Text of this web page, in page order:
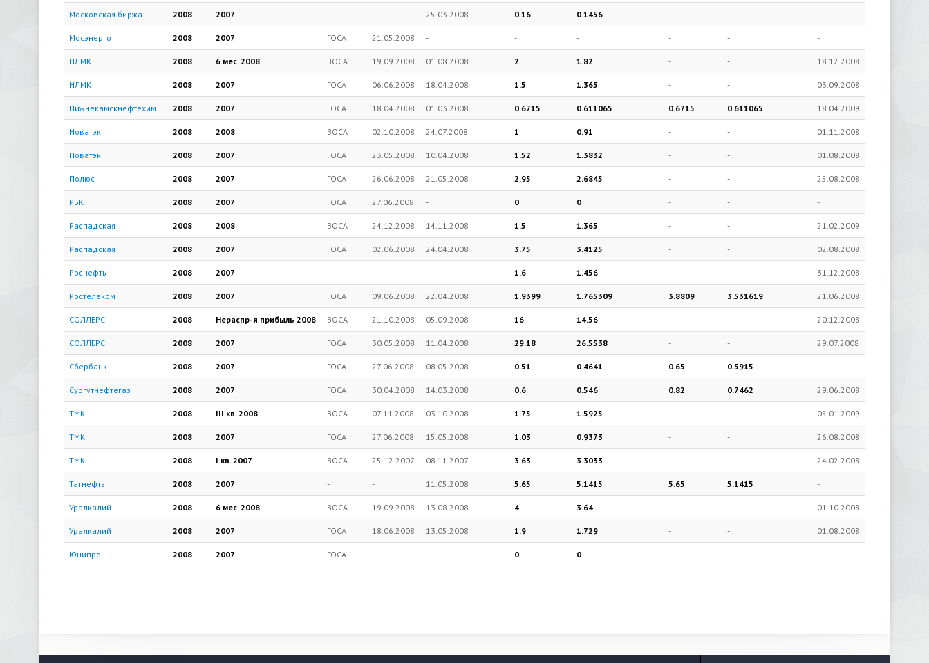
Московская биржа 2008 2007 - - 25.03.2008 0.16 0.1456 - - -
Мосэнерго 2008 2007 ГОСА 21.05.2008 - - - - - -
НЛМК 2008 6 мес.2008 ВОСА 19.09.2008 01.08.2008 2 1.82 - - 18.12.2008
НЛМК 2008 2007 ГОСА 06.06.2008 18.04.2008 1.5 1.365 - - 03.09.2008
Нижнекамскнефтехим 2008 2007 ГОСА 18.04.2008 01.03.2008 0.6715 0.611065 0.6715 0.611065 18.04.2009
Новатэк 2008 2008 ВОСА 02.10.2008 24.07.2008 1 0.91 - - 01.11.2008
Новатэк 2008 2007 ГОСА 23.05.2008 10.04.2008 1.52 1.3832 - - 01.08.2008
Полюс 2008 2007 ГОСА 26.06.2008 21.05.2008 2.95 2.6845 - - 25.08.2008
РБК 2008 2007 ГОСА 27.06.2008 - 0 0 - - -
Распадская 2008 2008 ВОСА 24.12.2008 14.11.2008 1.5 1.365 - - 21.02.2009
Распадская 2008 2007 ГОСА 02.06.2008 24.04.2008 3.75 3.4125 - - 02.08.2008
Роснефть 2008 2007 - - - 1.6 1.456 - - 31.12.2008
Ростелеком 2008 2007 ГОСА 09.06.2008 22.04.2008 1.9399 1.765309 3.8809 3.531619 21.06.2008
СОЛЛЕРС 2008 Нераспр-я прибыль 2008 ВОСА 21.10.2008 05.09.2008 16 14.56 - - 20.12.2008
СОЛЛЕРС 2008 2007 ГОСА 30.05.2008 11.04.2008 29.18 26.5538 - - 29.07.2008
Сбербанк 2008 2007 ГОСА 27.06.2008 08.05.2008 0.51 0.4641 0.65 0.5915 -
Сургутнефтегаз 2008 2007 ГОСА 30.04.2008 14.03.2008 0.6 0.546 0.82 0.7462 29.06.2008
ТМК 2008 III кв.2008 ВОСА 07.11.2008 03.10.2008 1.75 1.5925 - - 05.01.2009
ТМК 2008 2007 ГОСА 27.06.2008 15.05.2008 1.03 0.9373 - - 26.08.2008
ТМК 2008 I кв.2007 ВОСА 25.12.2007 08.11.2007 3.63 3.3033 - - 24.02.2008
Татнефть 2008 2007 - - 11.05.2008 5.65 5.1415 5.65 5.1415 -
Уралкалий 2008 6 мес.2008 ВОСА 19.09.2008 13.08.2008 4 3.64 - - 01.10.2008
Уралкалий 2008 2007 ГОСА 18.06.2008 13.05.2008 1.9 1.729 - - 01.08.2008
Юнипро 2008 2007 ГОСА - - 0 0 - - -